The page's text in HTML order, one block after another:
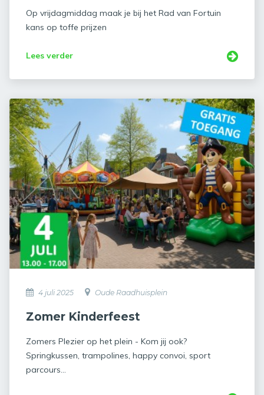
Op vrijdagmiddag maak je bij het Rad van Fortuin
kans op toffe prijzen
Lees verder
4 juli 2025 Oude Raadhuisplein
Zomer Kinderfeest
Zomers Plezier op het plein - Kom jij ook?
Springkussen, trampolines, happy convoi, sport
parcours...